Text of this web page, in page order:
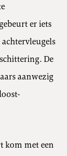
er iets
De
aanwezig
kom met een